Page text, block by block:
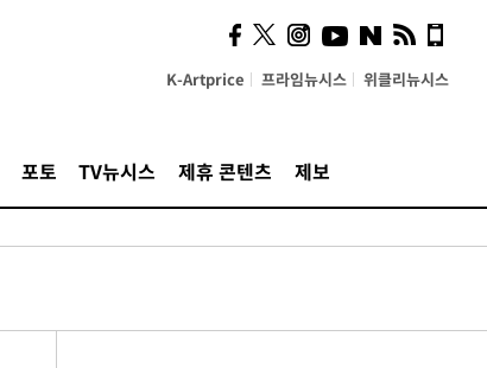
K-Artprice 프라임뉴시스 위클리뉴시스
포토 TV뉴시스 제휴 콘텐츠 제보
시, 스마트폰 액세서리에
NFC 더했다